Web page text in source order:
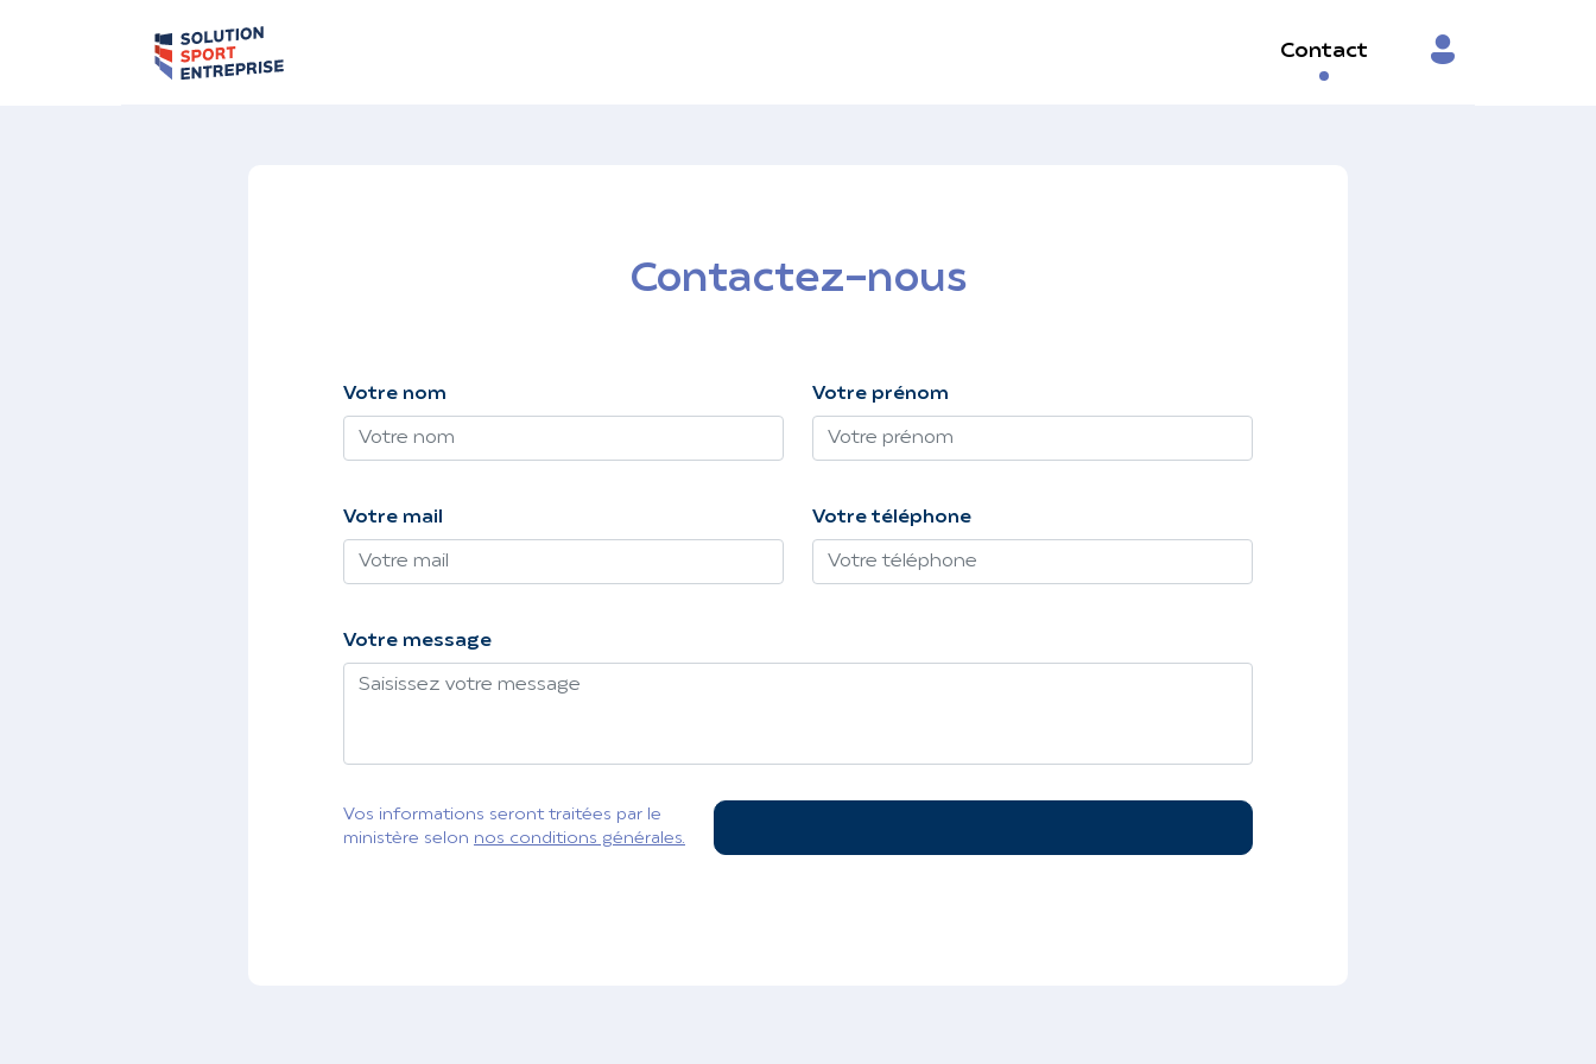
Contact
Contactez-nous
Votre nom Votre prénom
Votre mail Votre téléphone
Votre message
Vos informations seront traitées par le
ministère selon nos conditions générales.